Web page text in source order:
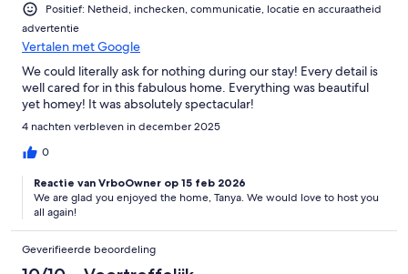
Positief: Netheid, inchecken, communicatie, locatie en accuraatheid
advertentie
Vertalen met Google
We could literally ask for nothing during our stay! Every detail is
well cared for in this fabulous home. Everything was beautiful
yet homey! It was absolutely spectacular!
4 nachten verbleven in december 2025
0
Reactie van VrboOwner op 15 feb 2026
We are glad you enjoyed the home, Tanya. We would love to host you
all again!
Geverifieerde beoordeling